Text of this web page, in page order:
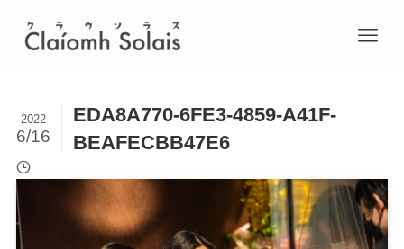
EDA8A770-6FE3-4859-A41F-
BEAFECBB47E6
2022
6/16